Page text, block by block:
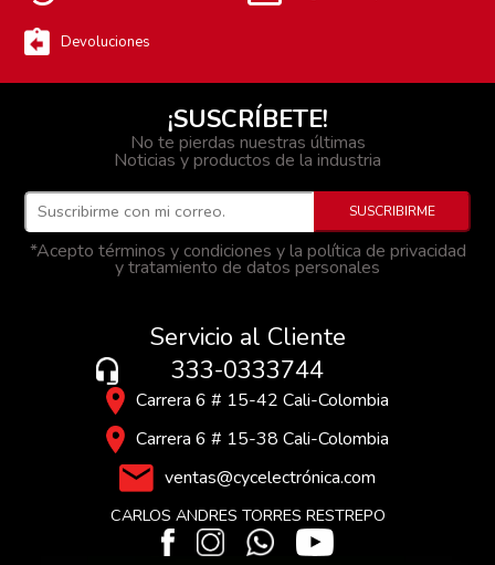
Devoluciones
¡SUSCRÍBETE!
No te pierdas nuestras últimas
Noticias y productos de la industria
*Acepto términos y condiciones y la política de privacidad
y tratamiento de datos personales
Servicio al Cliente
333-0333744
Carrera 6 # 15-42 Cali-Colombia
Carrera 6 # 15-38 Cali-Colombia
ventas@cycelectrónica.com
CARLOS ANDRES TORRES RESTREPO